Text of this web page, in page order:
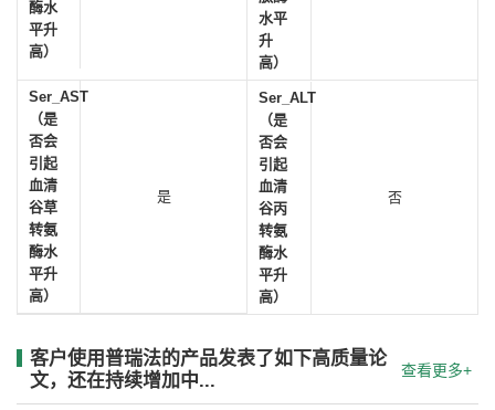
酶水
平升
高）
水平
升
高）
Ser_AST
（是
否会
引起
血清
谷草
转氨
酶水
平升
高）
是
Ser_ALT
（是
否会
引起
血清
谷丙
转氨
酶水
平升
高）
否
客户使用普瑞法的产品发表了如下高质量论
文，还在持续增加中...
查看更多+